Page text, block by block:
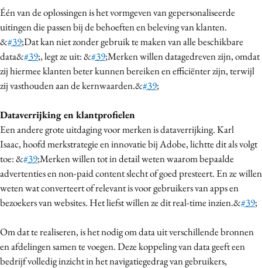
Martech
Media
Merkstrategie
PR
Programmatic
Reputatie & crisis
Één van de oplossingen is het vormgeven van gepersonaliseerde
uitingen die passen bij de behoeften en beleving van klanten.
&#39;Dat kan niet zonder gebruik te maken van alle beschikbare
data&#39;, legt ze uit: &#39;Merken willen datagedreven zijn, omdat
zij hiermee klanten beter kunnen bereiken en efficiënter zijn, terwijl
zij vasthouden aan de kernwaarden.&#39;
Dataverrijking en klantprofielen
Een andere grote uitdaging voor merken is dataverrijking. Karl
Isaac, hoofd merkstrategie en innovatie bij Adobe, lichtte dit als volgt
toe: &#39;Merken willen tot in detail weten waarom bepaalde
advertenties en non-paid content slecht of goed presteert. En ze willen
weten wat converteert of relevant is voor gebruikers van apps en
bezoekers van websites. Het liefst willen ze dit real-time inzien.&#39;
Om dat te realiseren, is het nodig om data uit verschillende bronnen
en afdelingen samen te voegen. Deze koppeling van data geeft een
bedrijf volledig inzicht in het navigatiegedrag van gebruikers,